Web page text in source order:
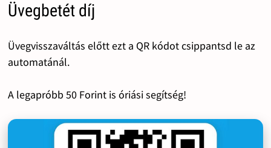
Üvegbetét díj
Üvegvisszaváltás előtt ezt a QR kódot csippantsd le az
automatánál.
A legapróbb 50 Forint is óriási segítség!